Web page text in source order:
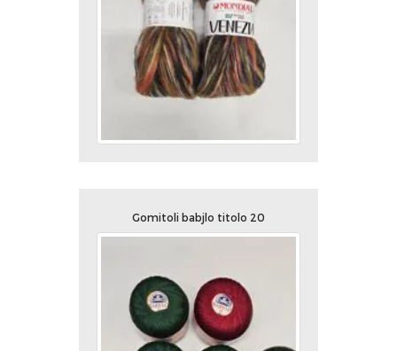
Gomitoli babjlo titolo 20